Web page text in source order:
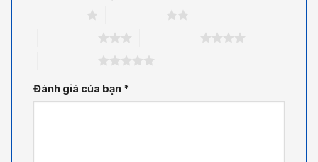
Đánh giá của bạn *